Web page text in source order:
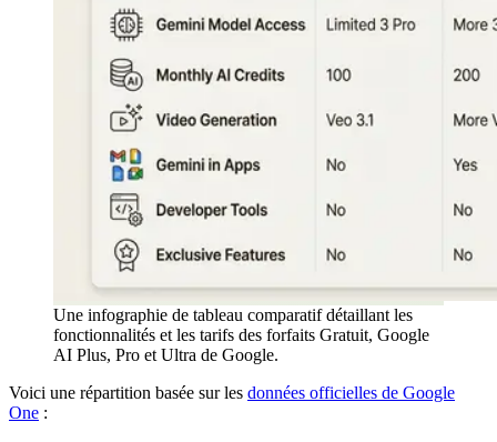
Une infographie de tableau comparatif détaillant les
fonctionnalités et les tarifs des forfaits Gratuit, Google
AI Plus, Pro et Ultra de Google.
Voici une répartition basée sur les données officielles de Google
One :